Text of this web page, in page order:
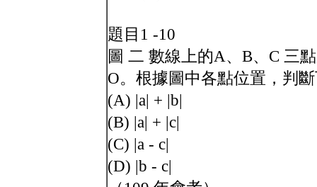
題目1 -10
圖 二 數線上的A、B、C 三
O。根據圖中各點位置，判
(A) |a| + |b|
(B) |a| + |c|
(C) |a - c|
(D) |b - c|